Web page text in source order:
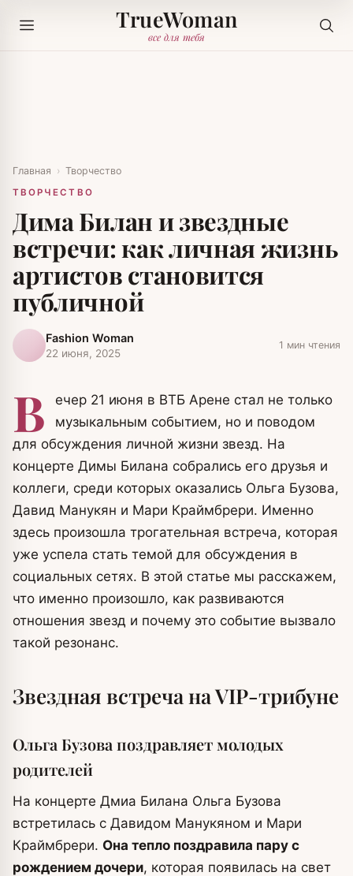
TrueWoman
все для тебя
Главная › Творчество
ТВОРЧЕСТВО
Дима Билан и звездные
встречи: как личная жизнь
артистов становится
публичной
Fashion Woman
22 июня, 2025
1 мин чтения
В
ечер 21 июня в ВТБ Арене стал не только
музыкальным событием, но и поводом
для обсуждения личной жизни звезд. На
концерте Димы Билана собрались его друзья и
коллеги, среди которых оказались Ольга Бузова,
Давид Манукян и Мари Краймбрери. Именно
здесь произошла трогательная встреча, которая
уже успела стать темой для обсуждения в
социальных сетях. В этой статье мы расскажем,
что именно произошло, как развиваются
отношения звезд и почему это событие вызвало
такой резонанс.
Звездная встреча на VIP-трибуне
Ольга Бузова поздравляет молодых
родителей
На концерте Дмиа Билана Ольга Бузова
встретилась с Давидом Манукяном и Мари
Краймбрери. Она тепло поздравила пару с
рождением дочери, которая появилась на свет